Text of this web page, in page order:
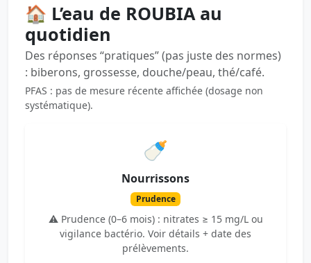
🏠 L’eau de ROUBIA au
quotidien
Des réponses “pratiques” (pas juste des normes)
: biberons, grossesse, douche/peau, thé/café.
PFAS : pas de mesure récente affichée (dosage non
systématique).
🍼
Nourrissons
Prudence
⚠️ Prudence (0–6 mois) : nitrates ≥ 15 mg/L ou
vigilance bactério. Voir détails + date des
prélèvements.